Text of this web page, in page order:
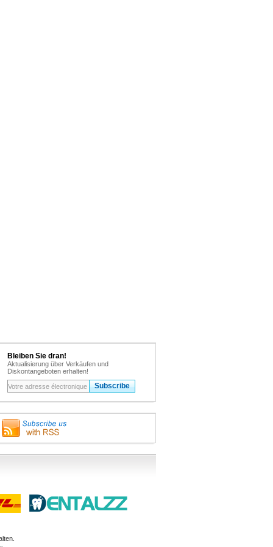
Bleiben Sie dran!
Aktualisierung über Verkäufen und
Diskontangeboten erhalten!